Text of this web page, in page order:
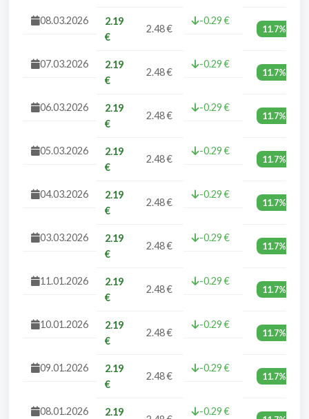
08.03.2026
2.19
€
2.48 €
-0.29 €
11.7%
07.03.2026
2.19
€
2.48 €
-0.29 €
11.7%
06.03.2026
2.19
€
2.48 €
-0.29 €
11.7%
05.03.2026
2.19
€
2.48 €
-0.29 €
11.7%
04.03.2026
2.19
€
2.48 €
-0.29 €
11.7%
03.03.2026
2.19
€
2.48 €
-0.29 €
11.7%
11.01.2026
2.19
€
2.48 €
-0.29 €
11.7%
10.01.2026
2.19
€
2.48 €
-0.29 €
11.7%
09.01.2026
2.19
€
2.48 €
-0.29 €
11.7%
08.01.2026
2.19
-0.29 €